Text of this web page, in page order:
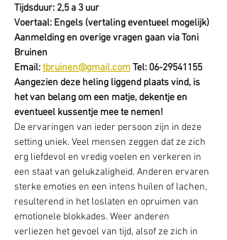
Tijdsduur: 2,5 a 3 uur
Voertaal: Engels (vertaling eventueel mogelijk)
Aanmelding en overige vragen gaan via Toni
Bruinen
Email: tbruinen@gmail.com Tel: 06-29541155
Aangezien deze heling liggend plaats vind, is
het van belang om een matje, dekentje en
eventueel kussentje mee te nemen!
De ervaringen van ieder persoon zijn in deze
setting uniek. Veel mensen zeggen dat ze zich
erg liefdevol en vredig voelen en verkeren in
een staat van gelukzaligheid. Anderen ervaren
sterke emoties en een intens huilen of lachen,
resulterend in het loslaten en opruimen van
emotionele blokkades. Weer anderen
verliezen het gevoel van tijd, alsof ze zich in